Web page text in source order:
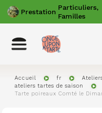
Aller
au
contenu
Prestation
Particuliers,
Familles
PRÉCÉDENT
Toggle
navigation
Accueil fr
ateliers tartes de saison
Tarte poireaux Comté le